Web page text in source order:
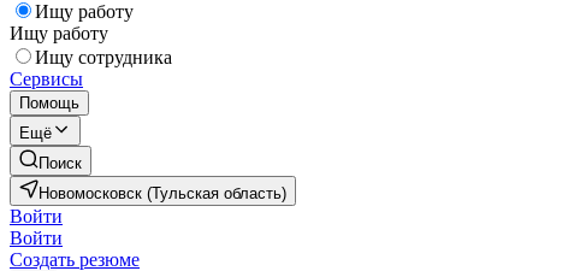
Ищу работу
Ищу работу
Ищу сотрудника
Сервисы
Помощь
Ещё
Поиск
Новомосковск (Тульская область)
Войти
Войти
Создать резюме